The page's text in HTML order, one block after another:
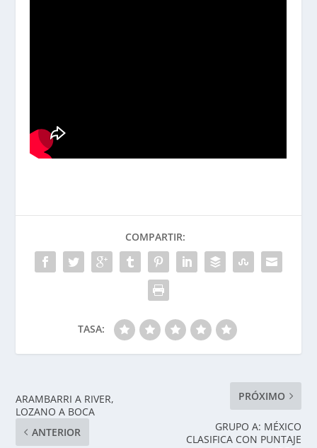
COMPARTIR:
TASA:
ARAMBARRI A RIVER,
LOZANO A BOCA
ANTERIOR
PRÓXIMO
GRUPO A: MÉXICO
CLASIFICA CON PUNTAJE